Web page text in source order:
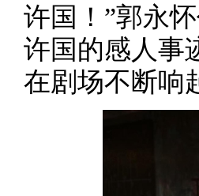
许国！”郭永
许国的感人事
在剧场不断响